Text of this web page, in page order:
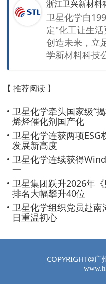
浙江卫兴新材料
卫星化学自
定"化工让生
创造未来，立
学新材料科技
品、氢能利用
持续研发与
天、新能源汽
领域，以不断
与世界分享化
生活更美好 企
核心价值观
社会共同发展
化，打造低碳
【 推荐阅读 】
卫星化学牵头国家级“
烯烃催化剂国产化
卫星化学连获两项
发展新高度
卫星化学连续获得
一
卫星集团跃升2026年
排名大幅攀升40位
卫星化学组织党员赴南
日重温初心
COPYRIGHT@